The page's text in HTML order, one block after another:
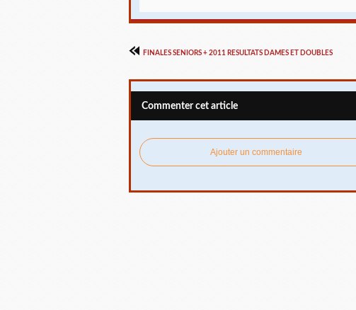
FINALES SENIORS + 2011 RESULTATS DAMES ET DOUBLES
Commenter cet article
Ajouter un commentaire